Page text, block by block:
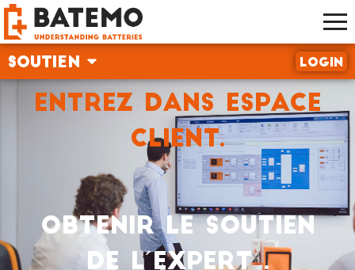
Soutien Login
Entrez dans espace
client.
Obtenir le soutien
de l´expert .